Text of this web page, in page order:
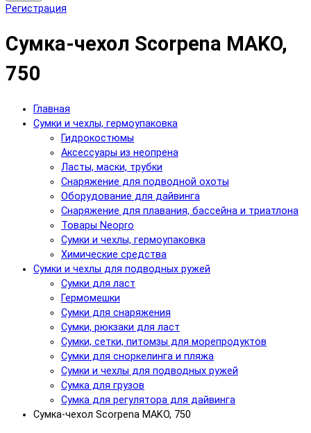
Регистрация
Сумка-чехол Scorpena MAKO,
750
Главная
Сумки и чехлы, гермоупаковка
Гидрокостюмы
Аксессуары из неопрена
Ласты, маски, трубки
Снаряжение для подводной охоты
Оборудование для дайвинга
Снаряжение для плавания, бассейна и триатлона
Товары Neopro
Сумки и чехлы, гермоупаковка
Химические средства
Сумки и чехлы для подводных ружей
Сумки для ласт
Гермомешки
Сумки для снаряжения
Сумки, рюкзаки для ласт
Сумки, сетки, питомзы для морепродуктов
Сумки для сноркелинга и пляжа
Сумки и чехлы для подводных ружей
Сумка для грузов
Сумка для регулятора для дайвинга
Сумка-чехол Scorpena MAKO, 750